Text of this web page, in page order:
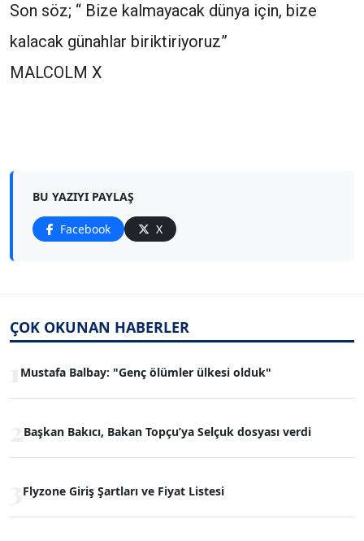
Son söz; “ Bize kalmayacak dünya için, bize
kalacak günahlar biriktiriyoruz”
MALCOLM X
BU YAZIYI PAYLAŞ
Facebook X
ÇOK OKUNAN HABERLER
Mustafa Balbay: "Genç ölümler ülkesi olduk"
Başkan Bakıcı, Bakan Topçu’ya Selçuk dosyası verdi
Flyzone Giriş Şartları ve Fiyat Listesi